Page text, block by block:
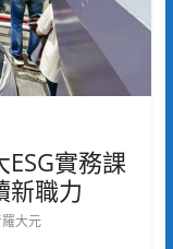
實務課
職力
大元